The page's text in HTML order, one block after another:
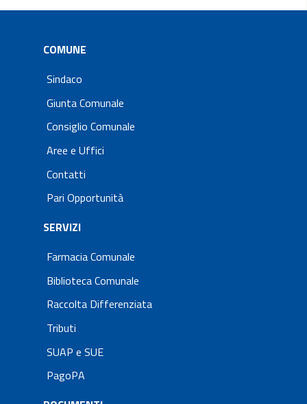
COMUNE
Sindaco
Giunta Comunale
Consiglio Comunale
Aree e Uffici
Contatti
Pari Opportunità
SERVIZI
Farmacia Comunale
Biblioteca Comunale
Raccolta Differenziata
Tributi
SUAP e SUE
PagoPA